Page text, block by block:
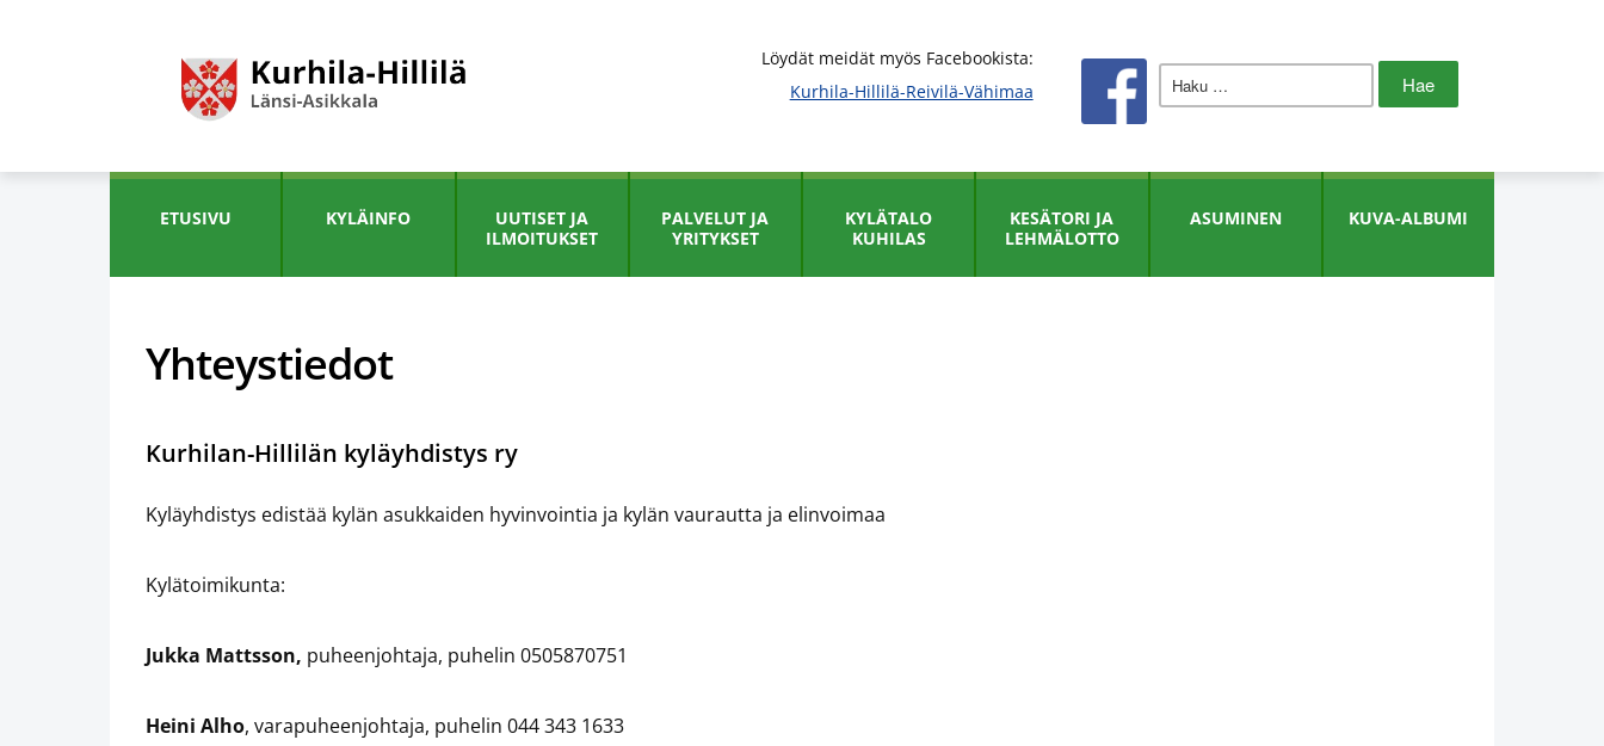
Löydät meidät myös Facebookista:
Kurhila-Hillilä-Reivilä-Vähimaa
Haku:
ETUSIVU KYLÄINFO
UUTISET JA
ILMOITUKSET
PALVELUT JA
YRITYKSET
KYLÄTALO
KUHILAS
KESÄTORI JA
LEHMÄLOTTO
ASUMINEN KUVA-ALBUMI
Yhteystiedot
Kurhilan-Hillilän kyläyhdistys ry
Kyläyhdistys edistää kylän asukkaiden hyvinvointia ja kylän vaurautta ja elinvoimaa
Kylätoimikunta:
Jukka Mattsson, puheenjohtaja, puhelin 0505870751
Heini Alho, varapuheenjohtaja, puhelin 044 343 1633